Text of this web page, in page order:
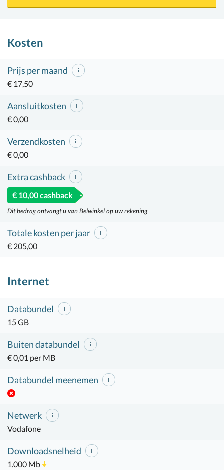
Kosten
Prijs per maand
€ 17,50
Aansluitkosten
€ 0,00
Verzendkosten
€ 0,00
Extra cashback
€ 10,00 cashback
Dit bedrag ontvangt u van Belwinkel op uw rekening
Totale kosten per jaar
€ 205,00
Internet
Databundel
15 GB
Buiten databundel
€ 0,01 per MB
Databundel meenemen
Netwerk
Vodafone
Downloadsnelheid
1.000 Mb